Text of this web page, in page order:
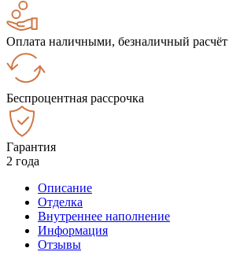
Оплата наличными, безналичный расчёт
Беспроцентная рассрочка
Гарантия
2 года
Описание
Отделка
Внутреннее наполнение
Информация
Отзывы